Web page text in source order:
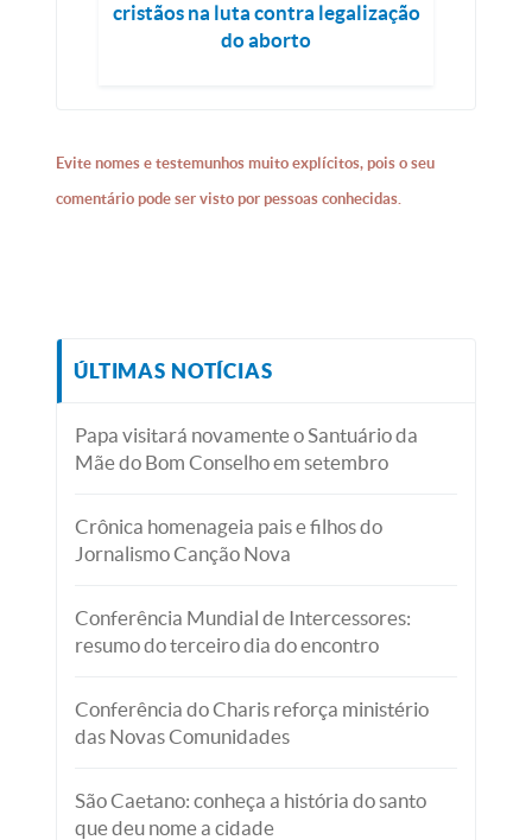
cristãos na luta contra legalização
do aborto
Evite nomes e testemunhos muito explícitos, pois o seu
comentário pode ser visto por pessoas conhecidas.
ÚLTIMAS NOTÍCIAS
Papa visitará novamente o Santuário da
Mãe do Bom Conselho em setembro
Crônica homenageia pais e filhos do
Jornalismo Canção Nova
Conferência Mundial de Intercessores:
resumo do terceiro dia do encontro
Conferência do Charis reforça ministério
das Novas Comunidades
São Caetano: conheça a história do santo
que deu nome a cidade